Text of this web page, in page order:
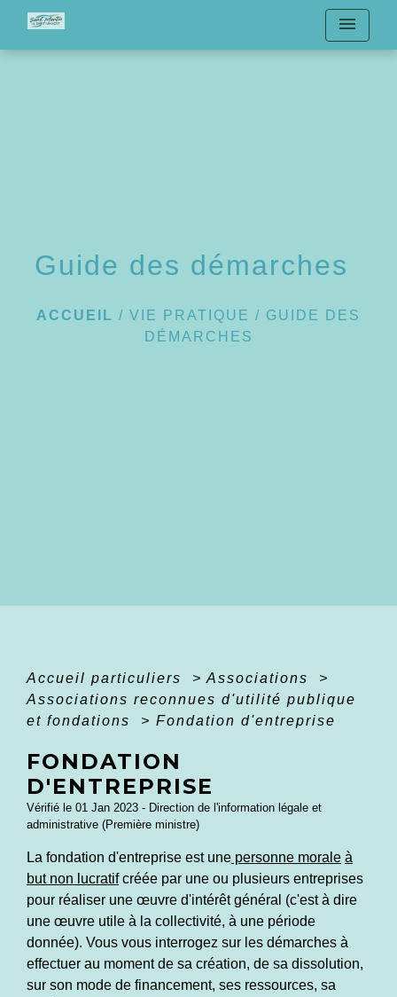
menu
Guide des démarches
ACCUEIL / VIE PRATIQUE / GUIDE DES
DÉMARCHES
Accueil particuliers > Associations
>
Associations reconnues d'utilité publique
et fondations
> Fondation d'entreprise
FONDATION
D'ENTREPRISE
Vérifié le 01 Jan 2023 - Direction de l'information légale et
administrative (Première ministre)
La fondation d'entreprise est une personne morale à
but non lucratifcréée par une ou plusieurs entreprises
pour réaliser une œuvre d'intérêt général (c'est à dire
une œuvre utile à la collectivité, à une période
donnée). Vous vous interrogez sur les démarches à
effectuer au moment de sa création, de sa dissolution,
sur son mode de financement, ses ressources, sa